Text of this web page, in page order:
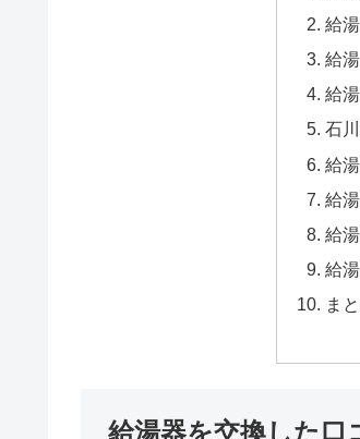
給
給
給
石
給
給
給
給
ま
給湯器を交換した口